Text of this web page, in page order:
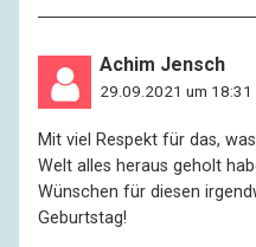
Achim Jensch
29.09.2021 um 18:31
Mit viel Respekt für das,
Welt alles heraus geholt
Wünschen für diesen
Geburtstag!